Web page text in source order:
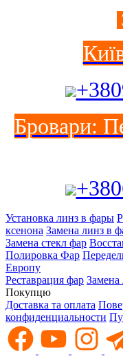
Бровари:
Установка линз в фары
ксенона Замена линз в
Замена стекл фар
Полировка Фар
Европу
Реставрация фар Замена
Покупцю
Доставка та оплата
конфиденциальности